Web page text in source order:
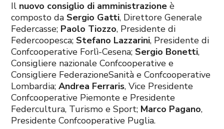
Il nuovo consiglio di amministrazione è
composto da Sergio Gatti, Direttore Generale
Federcasse; Paolo Tiozzo, Presidente di
Federcoopesca; Stefano Lazzarini, Presidente di
Confcooperative Forlì-Cesena; Sergio Bonetti,
Consigliere nazionale Confcooperative e
Consigliere FederazioneSanità e Confcooperative
Lombardia; Andrea Ferraris, Vice Presidente
Confcooperative Piemonte e Presidente
Federcultura, Turismo e Sport; Marco Pagano,
Presidente Confcooperative Puglia.